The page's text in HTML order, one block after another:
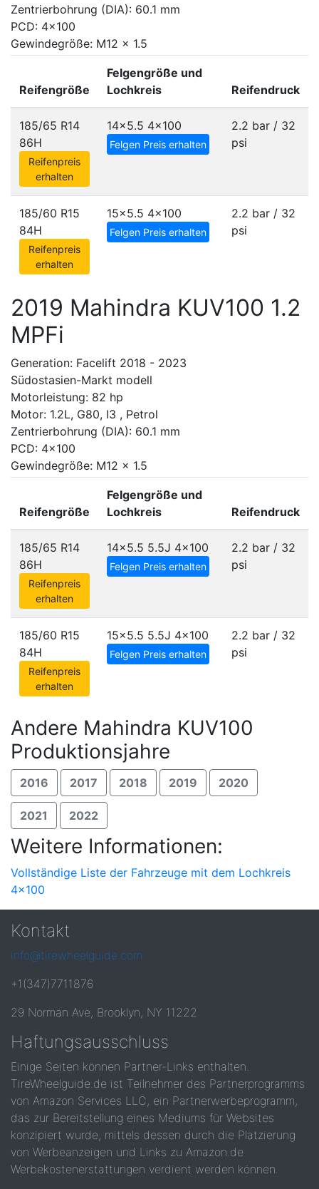
Zentrierbohrung (DIA): 60.1 mm
PCD: 4x100
Gewindegröße: M12 x 1.5
Reifengröße
Felgengröße und
Lochkreis
Reifendruck
185/65 R14
86H
Reifenpreis
erhalten
14x5.5 4x100
Felgen Preis erhalten
2.2 bar / 32
psi
185/60 R15
84H
Reifenpreis
erhalten
15x5.5 4x100
Felgen Preis erhalten
2.2 bar / 32
psi
2019 Mahindra KUV100 1.2
MPFi
Generation: Facelift 2018 - 2023
Südostasien-Markt modell
Motorleistung: 82 hp
Motor: 1.2L, G80, I3 , Petrol
Zentrierbohrung (DIA): 60.1 mm
PCD: 4x100
Gewindegröße: M12 x 1.5
Reifengröße
Felgengröße und
Lochkreis
Reifendruck
185/65 R14
86H
Reifenpreis
erhalten
14x5.5 5.5J 4x100
Felgen Preis erhalten
2.2 bar / 32
psi
185/60 R15
84H
Reifenpreis
erhalten
15x5.5 5.5J 4x100
Felgen Preis erhalten
2.2 bar / 32
psi
Andere Mahindra KUV100
Produktionsjahre
2016 2017 2018 2019 2020
2021 2022
Weitere Informationen:
Vollständige Liste der Fahrzeuge mit dem Lochkreis
4x100
Kontakt
info@tirewheelguide.com
+1(347)7711876
29 Norman Ave, Brooklyn, NY 11222
Haftungsausschluss
Einige Seiten können Partner-Links enthalten.
TireWheelguide.de ist Teilnehmer des Partnerprogramms
von Amazon Services LLC, ein Partnerwerbeprogramm,
das zur Bereitstellung eines Mediums für Websites
konzipiert wurde, mittels dessen durch die Platzierung
von Werbeanzeigen und Links zu Amazon.de
Werbekostenerstattungen verdient werden können.